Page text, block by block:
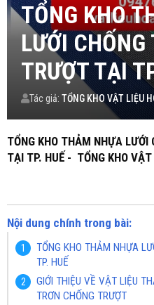
TỔNG KHO
LƯỚI CHỐNG
TRƯỢT TẠI
Tác giả: TỔNG KHO VẬT LIỆU
TỔNG KHO THẢM NHỰA LƯỚI
TẠI TP. HUẾ - TỔNG KHO VẬT
Nội dung chính trong bài:
TỔNG KHO THẢM NHỰA
TP. HUẾ
GIỚI THIỆU VỀ VẬT LIỆU
TRƠN CHỐNG TRƯỢT